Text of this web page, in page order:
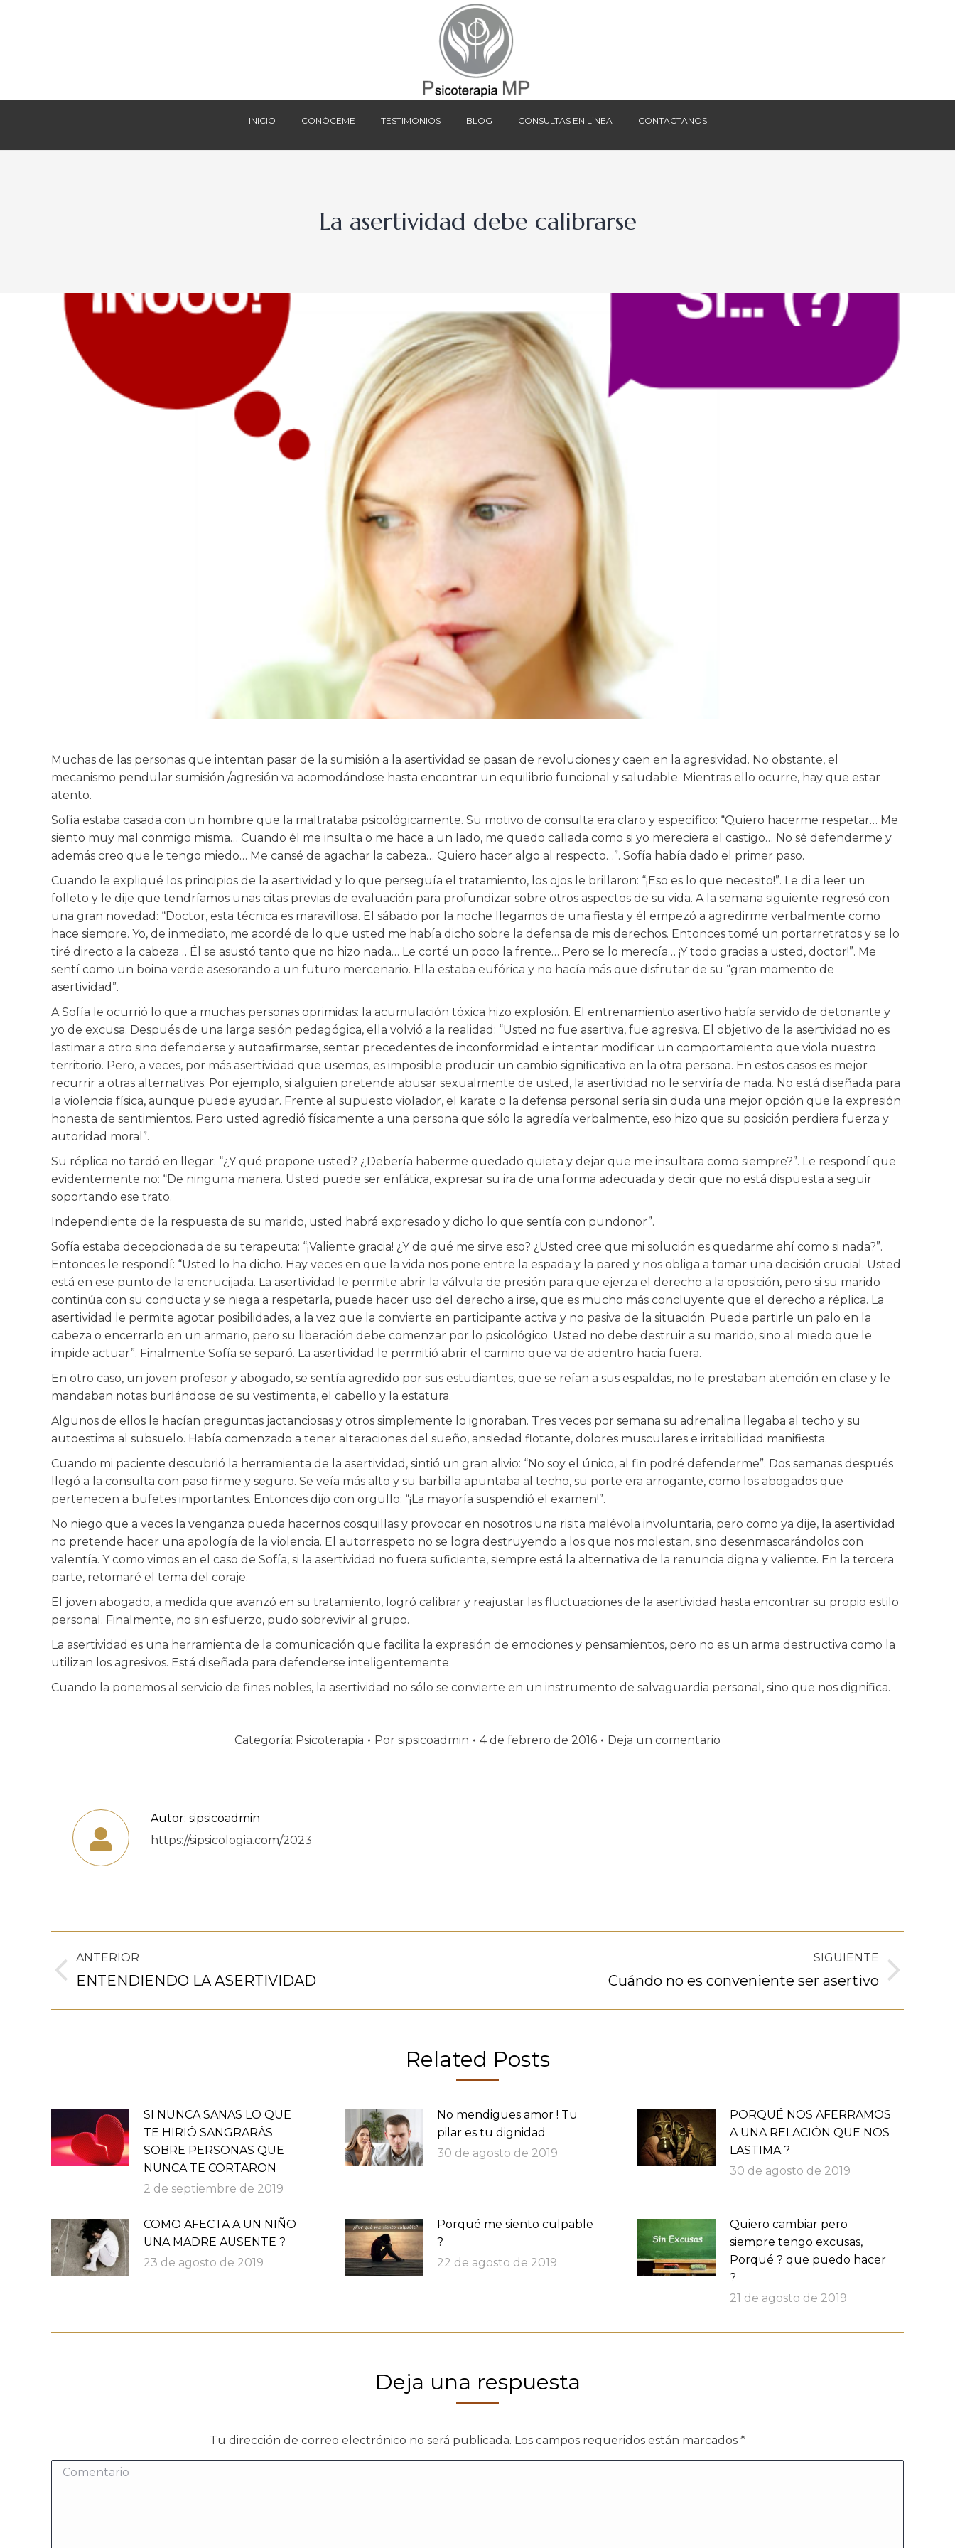
INICIO CONÓCEME TESTIMONIOS BLOG CONSULTAS EN LÍNEA CONTACTANOS
La asertividad debe calibrarse
Muchas de las personas que intentan pasar de la sumisión a la asertividad se pasan de revoluciones y caen en la agresividad. No obstante, el
mecanismo pendular sumisión /agresión va acomodándose hasta encontrar un equilibrio funcional y saludable. Mientras ello ocurre, hay que estar
atento.
Sofía estaba casada con un hombre que la maltrataba psicológicamente. Su motivo de consulta era claro y específico: “Quiero hacerme respetar… Me
siento muy mal conmigo misma… Cuando él me insulta o me hace a un lado, me quedo callada como si yo mereciera el castigo… No sé defenderme y
además creo que le tengo miedo… Me cansé de agachar la cabeza… Quiero hacer algo al respecto…”. Sofía había dado el primer paso.
Cuando le expliqué los principios de la asertividad y lo que perseguía el tratamiento, los ojos le brillaron: “¡Eso es lo que necesito!”. Le di a leer un
folleto y le dije que tendríamos unas citas previas de evaluación para profundizar sobre otros aspectos de su vida. A la semana siguiente regresó con
una gran novedad: “Doctor, esta técnica es maravillosa. El sábado por la noche llegamos de una fiesta y él empezó a agredirme verbalmente como
hace siempre. Yo, de inmediato, me acordé de lo que usted me había dicho sobre la defensa de mis derechos. Entonces tomé un portarretratos y se lo
tiré directo a la cabeza… Él se asustó tanto que no hizo nada… Le corté un poco la frente… Pero se lo merecía… ¡Y todo gracias a usted, doctor!”. Me
sentí como un boina verde asesorando a un futuro mercenario. Ella estaba eufórica y no hacía más que disfrutar de su “gran momento de
asertividad”.
A Sofía le ocurrió lo que a muchas personas oprimidas: la acumulación tóxica hizo explosión. El entrenamiento asertivo había servido de detonante y
yo de excusa. Después de una larga sesión pedagógica, ella volvió a la realidad: “Usted no fue asertiva, fue agresiva. El objetivo de la asertividad no es
lastimar a otro sino defenderse y autoafirmarse, sentar precedentes de inconformidad e intentar modificar un comportamiento que viola nuestro
territorio. Pero, a veces, por más asertividad que usemos, es imposible producir un cambio significativo en la otra persona. En estos casos es mejor
recurrir a otras alternativas. Por ejemplo, si alguien pretende abusar sexualmente de usted, la asertividad no le serviría de nada. No está diseñada para
la violencia física, aunque puede ayudar. Frente al supuesto violador, el karate o la defensa personal sería sin duda una mejor opción que la expresión
honesta de sentimientos. Pero usted agredió físicamente a una persona que sólo la agredía verbalmente, eso hizo que su posición perdiera fuerza y
autoridad moral”.
Su réplica no tardó en llegar: “¿Y qué propone usted? ¿Debería haberme quedado quieta y dejar que me insultara como siempre?”. Le respondí que
evidentemente no: “De ninguna manera. Usted puede ser enfática, expresar su ira de una forma adecuada y decir que no está dispuesta a seguir
soportando ese trato.
Independiente de la respuesta de su marido, usted habrá expresado y dicho lo que sentía con pundonor”.
Sofía estaba decepcionada de su terapeuta: “¡Valiente gracia! ¿Y de qué me sirve eso? ¿Usted cree que mi solución es quedarme ahí como si nada?”.
Entonces le respondí: “Usted lo ha dicho. Hay veces en que la vida nos pone entre la espada y la pared y nos obliga a tomar una decisión crucial. Usted
está en ese punto de la encrucijada. La asertividad le permite abrir la válvula de presión para que ejerza el derecho a la oposición, pero si su marido
continúa con su conducta y se niega a respetarla, puede hacer uso del derecho a irse, que es mucho más concluyente que el derecho a réplica. La
asertividad le permite agotar posibilidades, a la vez que la convierte en participante activa y no pasiva de la situación. Puede partirle un palo en la
cabeza o encerrarlo en un armario, pero su liberación debe comenzar por lo psicológico. Usted no debe destruir a su marido, sino al miedo que le
impide actuar”. Finalmente Sofía se separó. La asertividad le permitió abrir el camino que va de adentro hacia fuera.
En otro caso, un joven profesor y abogado, se sentía agredido por sus estudiantes, que se reían a sus espaldas, no le prestaban atención en clase y le
mandaban notas burlándose de su vestimenta, el cabello y la estatura.
Algunos de ellos le hacían preguntas jactanciosas y otros simplemente lo ignoraban. Tres veces por semana su adrenalina llegaba al techo y su
autoestima al subsuelo. Había comenzado a tener alteraciones del sueño, ansiedad flotante, dolores musculares e irritabilidad manifiesta.
Cuando mi paciente descubrió la herramienta de la asertividad, sintió un gran alivio: “No soy el único, al fin podré defenderme”. Dos semanas después
llegó a la consulta con paso firme y seguro. Se veía más alto y su barbilla apuntaba al techo, su porte era arrogante, como los abogados que
pertenecen a bufetes importantes. Entonces dijo con orgullo: “¡La mayoría suspendió el examen!”.
No niego que a veces la venganza pueda hacernos cosquillas y provocar en nosotros una risita malévola involuntaria, pero como ya dije, la asertividad
no pretende hacer una apología de la violencia. El autorrespeto no se logra destruyendo a los que nos molestan, sino desenmascarándolos con
valentía. Y como vimos en el caso de Sofía, si la asertividad no fuera suficiente, siempre está la alternativa de la renuncia digna y valiente. En la tercera
parte, retomaré el tema del coraje.
El joven abogado, a medida que avanzó en su tratamiento, logró calibrar y reajustar las fluctuaciones de la asertividad hasta encontrar su propio estilo
personal. Finalmente, no sin esfuerzo, pudo sobrevivir al grupo.
La asertividad es una herramienta de la comunicación que facilita la expresión de emociones y pensamientos, pero no es un arma destructiva como la
utilizan los agresivos. Está diseñada para defenderse inteligentemente.
Cuando la ponemos al servicio de fines nobles, la asertividad no sólo se convierte en un instrumento de salvaguardia personal, sino que nos dignifica.
Categoría: Psicoterapia Por sipsicoadmin 4 de febrero de 2016 Deja un comentario
Autor: sipsicoadmin
https://sipsicologia.com/2023
Navegación
entre
publicaciones
ANTERIOR
Publicación
ENTENDIENDO LA ASERTIVIDAD
SIGUIENTE
Cuándo no es conveniente ser asertivo
Related Posts
SI NUNCA SANAS LO QUE
TE HIRIÓ SANGRARÁS
SOBRE PERSONAS QUE
NUNCA TE CORTARON
2 de septiembre de 2019
No mendigues amor ! Tu
pilar es tu dignidad
30 de agosto de 2019
PORQUÉ NOS AFERRAMOS
A UNA RELACIÓN QUE NOS
LASTIMA ?
30 de agosto de 2019
COMO AFECTA A UN NIÑO
UNA MADRE AUSENTE ?
23 de agosto de 2019
Porqué me siento culpable
?
22 de agosto de 2019
Quiero cambiar pero
siempre tengo excusas,
Porqué ? que puedo hacer
?
21 de agosto de 2019
Deja una respuesta
Tu dirección de correo electrónico no será publicada. Los campos requeridos están marcados *
Comentario
BLOG